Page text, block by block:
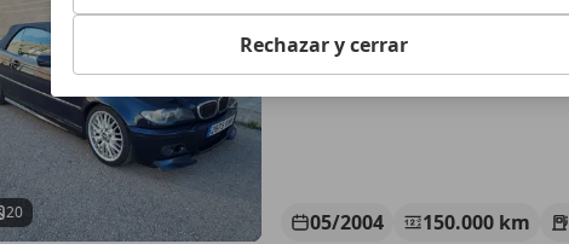
20 05/2004 150.000 km
Rechazar y cerrar